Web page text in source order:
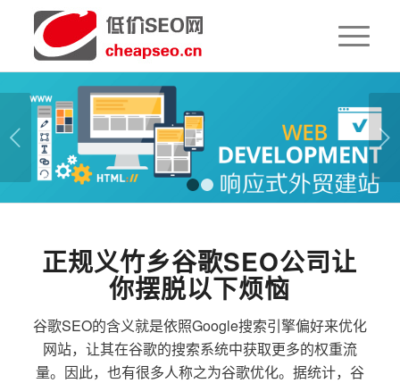
下一页
1 2
正规义竹乡谷歌SEO公司让
你摆脱以下烦恼
谷歌SEO的含义就是依照Google搜索引擎偏好来优化
网站，让其在谷歌的搜索系统中获取更多的权重流
量。因此，也有很多人称之为谷歌优化。据统计，谷